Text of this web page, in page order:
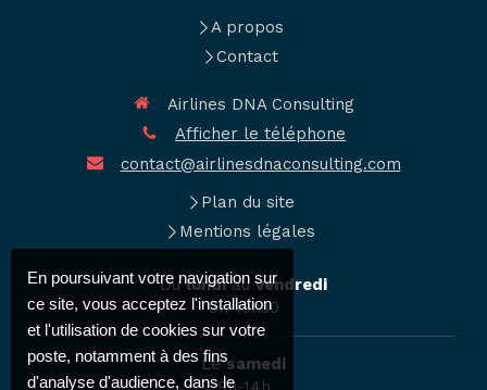
A propos
Contact
Airlines DNA Consulting
Afficher le téléphone
contact@airlinesdnaconsulting.com
Plan du site
Mentions légales
Dulundiauvendredi
9h-19h30
Lesamedi
En poursuivant votre navigation sur
ce site, vous acceptez l'installation
et l'utilisation de cookies sur votre
poste, notamment à des fins
d'analyse d'audience, dans le